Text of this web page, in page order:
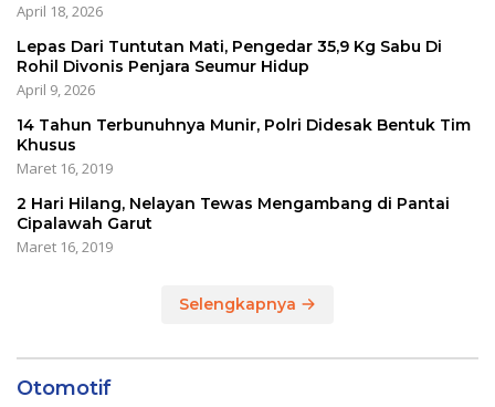
April 18, 2026
Lepas Dari Tuntutan Mati, Pengedar 35,9 Kg Sabu Di
Rohil Divonis Penjara Seumur Hidup
April 9, 2026
14 Tahun Terbunuhnya Munir, Polri Didesak Bentuk Tim
Khusus
Maret 16, 2019
2 Hari Hilang, Nelayan Tewas Mengambang di Pantai
Cipalawah Garut
Maret 16, 2019
Selengkapnya
Otomotif